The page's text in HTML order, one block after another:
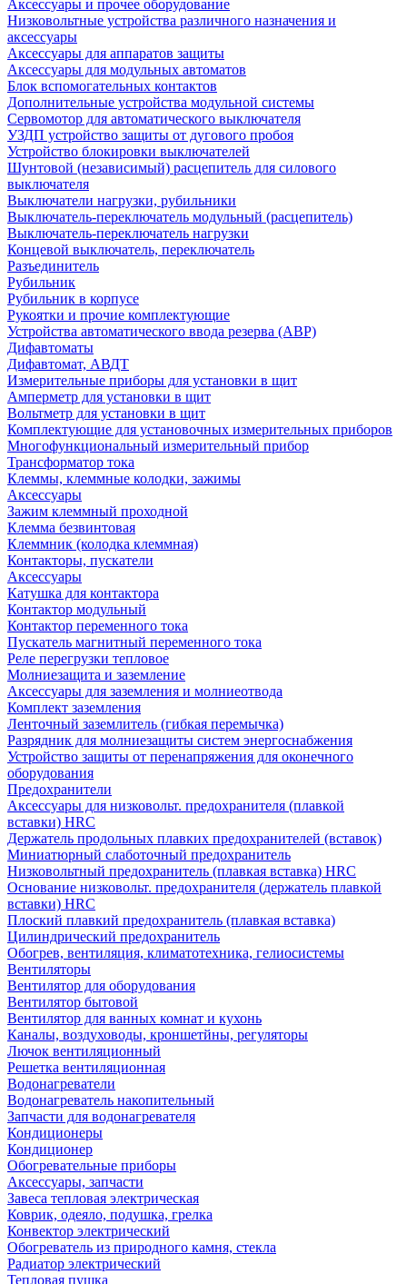
Аксессуары и прочее оборудование
Низковольтные устройства различного назначения и
аксессуары
Аксессуары для аппаратов защиты
Аксессуары для модульных автоматов
Блок вспомогательных контактов
Дополнительные устройства модульной системы
Сервомотор для автоматического выключателя
УЗДП устройство защиты от дугового пробоя
Устройство блокировки выключателей
Шунтовой (независимый) расцепитель для силового
выключателя
Выключатели нагрузки, рубильники
Выключатель-переключатель модульный (расцепитель)
Выключатель-переключатель нагрузки
Концевой выключатель, переключатель
Разъединитель
Рубильник
Рубильник в корпусе
Рукоятки и прочие комплектующие
Устройства автоматического ввода резерва (АВР)
Дифавтоматы
Дифавтомат, АВДТ
Измерительные приборы для установки в щит
Амперметр для установки в щит
Вольтметр для установки в щит
Комплектующие для установочных измерительных приборов
Многофункциональный измерительный прибор
Трансформатор тока
Клеммы, клеммные колодки, зажимы
Аксессуары
Зажим клеммный проходной
Клемма безвинтовая
Клеммник (колодка клеммная)
Контакторы, пускатели
Аксессуары
Катушка для контактора
Контактор модульный
Контактор переменного тока
Пускатель магнитный переменного тока
Реле перегрузки тепловое
Молниезащита и заземление
Аксессуары для заземления и молниеотвода
Комплект заземления
Ленточный заземлитель (гибкая перемычка)
Разрядник для молниезащиты систем энергоснабжения
Устройство защиты от перенапряжения для оконечного
оборудования
Предохранители
Аксессуары для низковольт. предохранителя (плавкой
вставки) HRC
Держатель продольных плавких предохранителей (вставок)
Миниатюрный слаботочный предохранитель
Низковольтный предохранитель (плавкая вставка) HRC
Основание низковольт. предохранителя (держатель плавкой
вставки) HRC
Плоский плавкий предохранитель (плавкая вставка)
Цилиндрический предохранитель
Обогрев, вентиляция, климатотехника, гелиосистемы
Вентиляторы
Вентилятор для оборудования
Вентилятор бытовой
Вентилятор для ванных комнат и кухонь
Каналы, воздуховоды, кроншетйны, регуляторы
Лючок вентиляционный
Решетка вентиляционная
Водонагреватели
Водонагреватель накопительный
Запчасти для водонагревателя
Кондиционеры
Кондиционер
Обогревательные приборы
Аксессуары, запчасти
Завеса тепловая электрическая
Коврик, одеяло, подушка, грелка
Конвектор электрический
Обогреватель из природного камня, стекла
Радиатор электрический
Тепловая пушка